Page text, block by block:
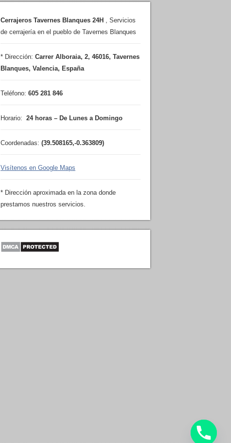
Cerrajeros Tavernes Blanques 24H , Servicios
de cerrajería en el pueblo de Tavernes Blanques
* Dirección: Carrer Alboraia, 2, 46016, Tavernes
Blanques, Valencia, España
Teléfono: 605 281 846
Horario: 24 horas – De Lunes a Domingo
Coordenadas: (39.508165,-0.363809)
Visítenos en Google Maps
* Dirección aproximada en la zona donde
prestamos nuestros servicios.